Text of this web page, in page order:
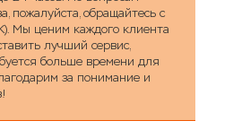
пожалуйста, обращайтесь с
Мы ценим каждого клиента
лучший сервис,
больше времени для
за понимание и